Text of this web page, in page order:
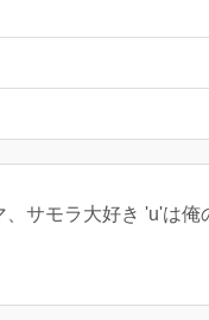
サモラ大好き 'u'は俺